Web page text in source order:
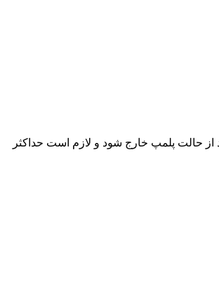
مغایرت در سفارش، کالا نباید از حالت پلمپ خارج شود و لازم است حداکثر